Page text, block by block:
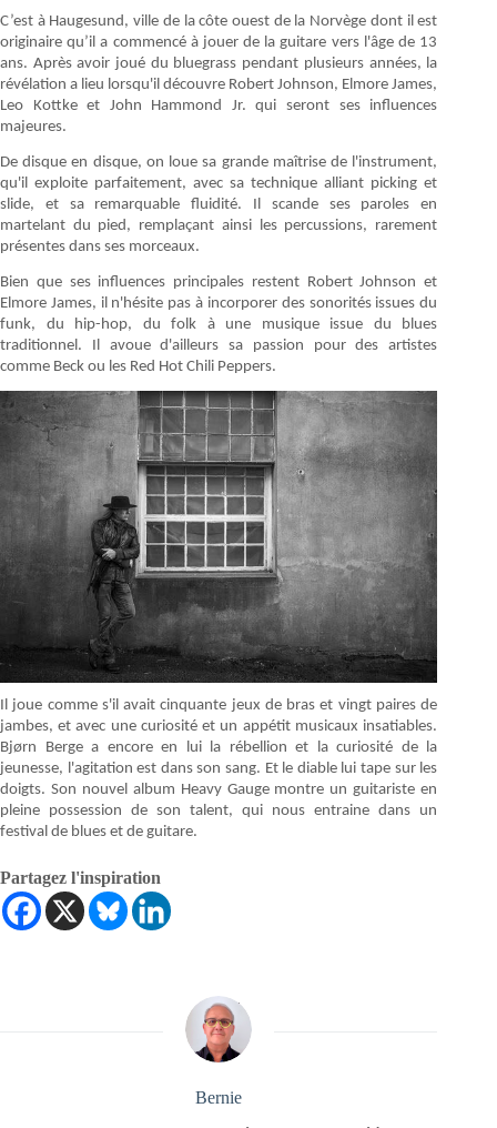
C’est à Haugesund, ville de la côte ouest de la Norvège dont il est
originaire qu’il a commencé à jouer de la guitare vers l'âge de 13
ans. Après avoir joué du bluegrass pendant plusieurs années, la
révélation a lieu lorsqu'il découvre Robert Johnson, Elmore James,
Leo Kottke et John Hammond Jr. qui seront ses influences
majeures.
De disque en disque, on loue sa grande maîtrise de l'instrument,
qu'il exploite parfaitement, avec sa technique alliant picking et
slide, et sa remarquable fluidité. Il scande ses paroles en
martelant du pied, remplaçant ainsi les percussions, rarement
présentes dans ses morceaux.
Bien que ses influences principales restent Robert Johnson et
Elmore James, il n'hésite pas à incorporer des sonorités issues du
funk, du hip-hop, du folk à une musique issue du blues
traditionnel. Il avoue d'ailleurs sa passion pour des artistes
comme Beck ou les Red Hot Chili Peppers.
Il joue comme s'il avait cinquante jeux de bras et vingt paires de
jambes, et avec une curiosité et un appétit musicaux insatiables.
Bjørn Berge a encore en lui la rébellion et la curiosité de la
jeunesse, l'agitation est dans son sang. Et le diable lui tape sur les
doigts. Son nouvel album Heavy Gauge montre un guitariste en
pleine possession de son talent, qui nous entraine dans un
festival de blues et de guitare.
Partagez l'inspiration
Bernie